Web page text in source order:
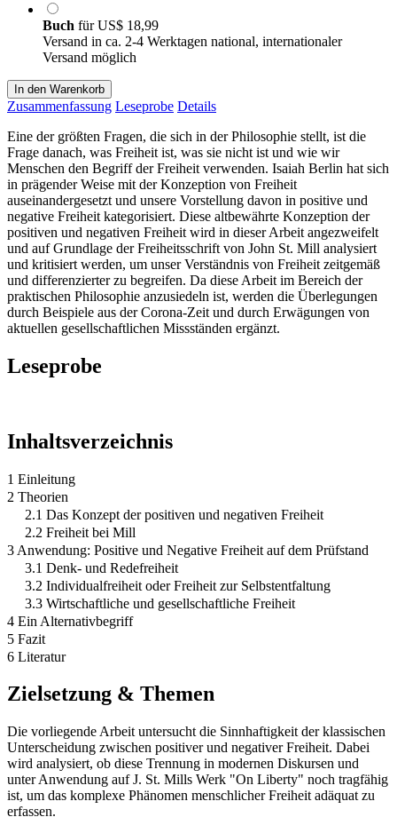
Buch fürUS$ 18,99
Versand in ca. 2-4 Werktagen national, internationaler
Versand möglich
In den Warenkorb
Zusammenfassung Leseprobe Details
Eine der größten Fragen, die sich in der Philosophie stellt, ist die
Frage danach, was Freiheit ist, was sie nicht ist und wie wir
Menschen den Begriff der Freiheit verwenden. Isaiah Berlin hat sich
in prägender Weise mit der Konzeption von Freiheit
auseinandergesetzt und unsere Vorstellung davon in positive und
negative Freiheit kategorisiert. Diese altbewährte Konzeption der
positiven und negativen Freiheit wird in dieser Arbeit angezweifelt
und auf Grundlage der Freiheitsschrift von John St. Mill analysiert
und kritisiert werden, um unser Verständnis von Freiheit zeitgemäß
und differenzierter zu begreifen. Da diese Arbeit im Bereich der
praktischen Philosophie anzusiedeln ist, werden die Überlegungen
durch Beispiele aus der Corona-Zeit und durch Erwägungen von
aktuellen gesellschaftlichen Missständen ergänzt.
Leseprobe
Inhaltsverzeichnis
1 Einleitung
2 Theorien
2.1 Das Konzept der positiven und negativen Freiheit
2.2 Freiheit bei Mill
3 Anwendung: Positive und Negative Freiheit auf dem Prüfstand
3.1 Denk- und Redefreiheit
3.2 Individualfreiheit oder Freiheit zur Selbstentfaltung
3.3 Wirtschaftliche und gesellschaftliche Freiheit
4 Ein Alternativbegriff
5 Fazit
6 Literatur
Zielsetzung & Themen
Die vorliegende Arbeit untersucht die Sinnhaftigkeit der klassischen
Unterscheidung zwischen positiver und negativer Freiheit. Dabei
wird analysiert, ob diese Trennung in modernen Diskursen und
unter Anwendung auf J. St. Mills Werk "On Liberty" noch tragfähig
ist, um das komplexe Phänomen menschlicher Freiheit adäquat zu
erfassen.